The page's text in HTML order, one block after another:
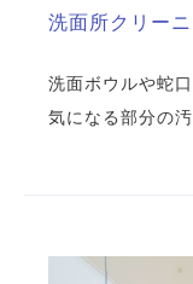
洗面所クリー
洗面ボウルや蛇
気になる部分の